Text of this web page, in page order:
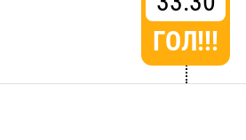
ГОЛ!!!